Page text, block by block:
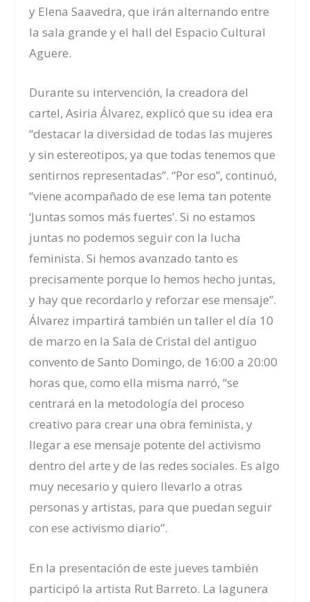
y Elena Saavedra, que iránalternando entre
la sala grande y el hall del Espacio Cultural
Aguere.
Durante su intervención, la creadora del
cartel, Asiria Álvarez, explicó que su idea era
“destacar la diversidad de todas las mujeres
y sin estereotipos, ya que todas tenemos que
sentirnos representadas”. “Por eso”, continuó,
“viene acompañado de ese lema tan potente
‘Juntas somos más fuertes’. Si no estamos
juntas no podemos seguir con la lucha
feminista. Si hemos avanzado tanto es
precisamente porque lo hemos hecho juntas,
y hay que recordarlo y reforzar ese mensaje”.
Álvarez impartirá también un taller el día 10
de marzo en la Sala de Cristal del antiguo
convento de Santo Domingo, de 16:00 a 20:00
horas que, como ella misma narró, “se
centrará en la metodología del proceso
creativo para crear una obra feminista, y
llegar a ese mensaje potente del activismo
dentro del arte y de las redes sociales. Es algo
muy necesario y quiero llevarlo a otras
personas y artistas, para que puedan seguir
con ese activismo diario”.
En la presentación de este jueves también
participó la artista Rut Barreto. La lagunera